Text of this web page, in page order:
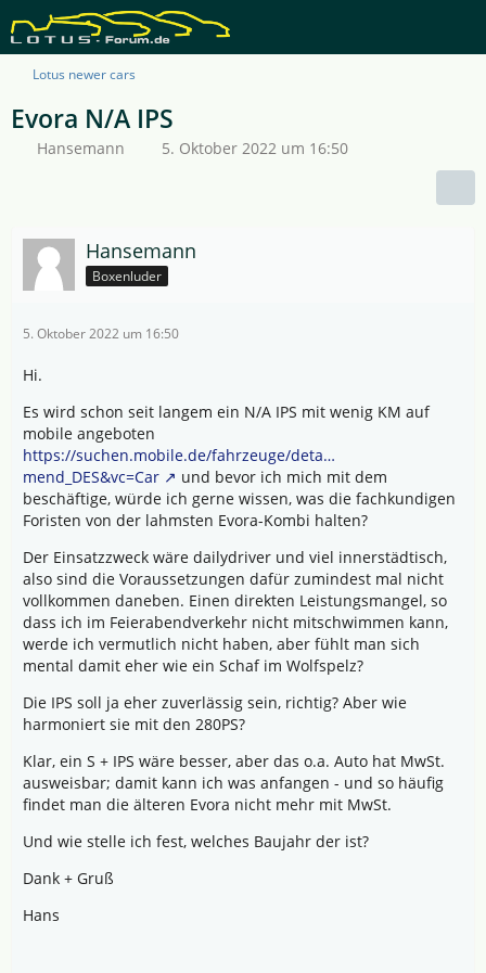
Lotus newer cars
Evora N/A IPS
Hansemann 5. Oktober 2022 um 16:50
Hansemann
Boxenluder
5. Oktober 2022 um 16:50
Hi.
Es wird schon seit langem ein N/A IPS mit wenig KM auf
mobile angeboten
https://suchen.mobile.de/fahrzeuge/deta…
mend_DES&vc=Car
und bevor ich mich mit dem
beschäftige, würde ich gerne wissen, was die fachkundigen
Foristen von der lahmsten Evora-Kombi halten?
Der Einsatzzweck wäre dailydriver und viel innerstädtisch,
also sind die Voraussetzungen dafür zumindest mal nicht
vollkommen daneben. Einen direkten Leistungsmangel, so
dass ich im Feierabendverkehr nicht mitschwimmen kann,
werde ich vermutlich nicht haben, aber fühlt man sich
mental damit eher wie ein Schaf im Wolfspelz?
Die IPS soll ja eher zuverlässig sein, richtig? Aber wie
harmoniert sie mit den 280PS?
Klar, ein S + IPS wäre besser, aber das o.a. Auto hat MwSt.
ausweisbar; damit kann ich was anfangen - und so häufig
findet man die älteren Evora nicht mehr mit MwSt.
Und wie stelle ich fest, welches Baujahr der ist?
Dank + Gruß
Hans